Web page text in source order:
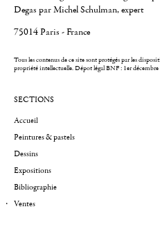
Degas par Michel Schulman, expert
75014 Paris - France
Tous les contenus de ce site sont protégés par les
propriété intellectuelle.Dépot légal BNF : 1er
SECTIONS
Accueil
Peintures & pastels
Dessins
Expositions
Bibliographie
Ventes